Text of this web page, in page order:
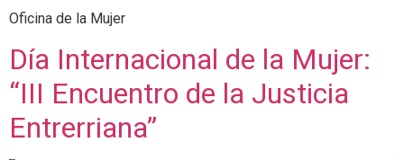
Oficina de la Mujer
Día Internacional de la Mujer:
“III Encuentro de la Justicia
Entrerriana”